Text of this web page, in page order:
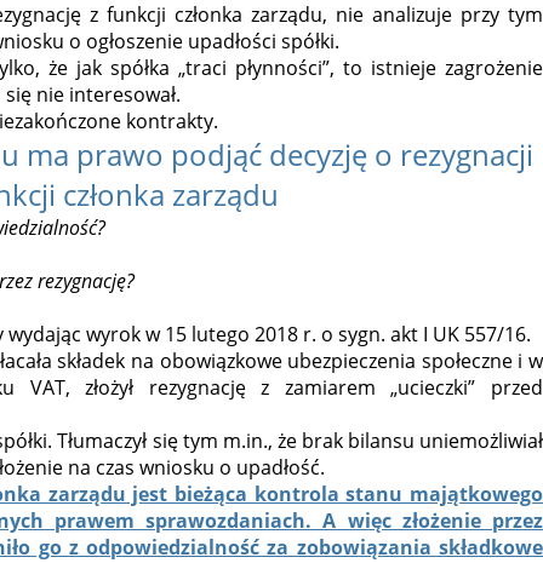
z funkcji członka zarządu, nie analizuje przy tym
o ogłoszenie upadłości spółki.
że jak spółka „traci płynności”, to istnieje zagrożenie
nie interesował.
kontrakty.
ma prawo podjąć decyzję o rezygnacji
członka zarządu
rezygnację?
wyrok w 15 lutego 2018 r. o sygn. akt I UK 557/16.
składek na obowiązkowe ubezpieczenia społeczne i w
złożył rezygnację z zamiarem „ucieczki” przed
Tłumaczył się tym m.in., że brak bilansu uniemożliwiał
na czas wniosku o upadłość.
zarządu jest bieżąca kontrola stanu majątkowego
prawem sprawozdaniach. A więc złożenie przez
go z odpowiedzialność za zobowiązania składkowe